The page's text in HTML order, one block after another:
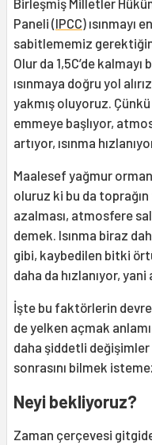
Paneli (IPCC) ısınmayı
sabitlememiz gerektiğini
Olur da 1,5C’de
ısınmaya doğru yol
yakmış oluyoruz. Çünkü
emmeye başlıyor,
artıyor, ısınma
Maalesef yağmur
oluruz ki bu da
azalması, atmosfere
demek. Isınma biraz
gibi, kaybedilen bitki
daha da hızlanıyor, yani
İşte bu faktörlerin
de yelken açmak
daha şiddetli
sonrasını bilmek
Neyi bekliyoruz?
Zaman çerçevesi